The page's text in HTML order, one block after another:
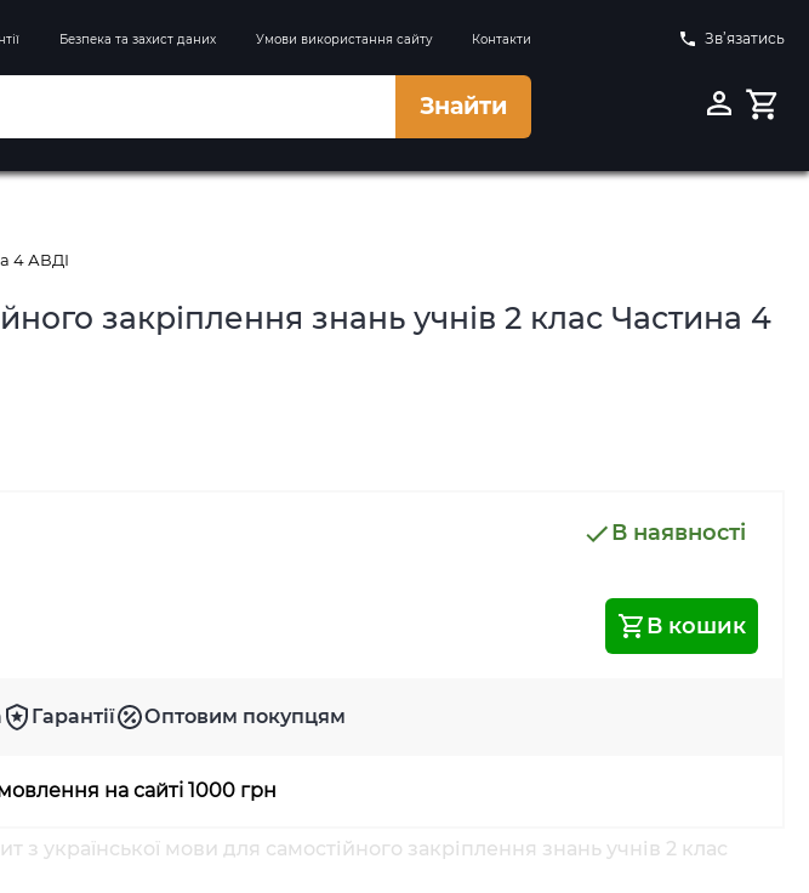
Безпека та захист даних Умови використання сайту Контакти Зв’язатись
Знайти
4 АВДІ
закріплення знань учнів 2 клас Частина 4
В наявності
В кошик
Гарантії Оптовим покупцям
на сайті 1000 грн
з української мови для самостійного закріплення знань учнів 2 клас